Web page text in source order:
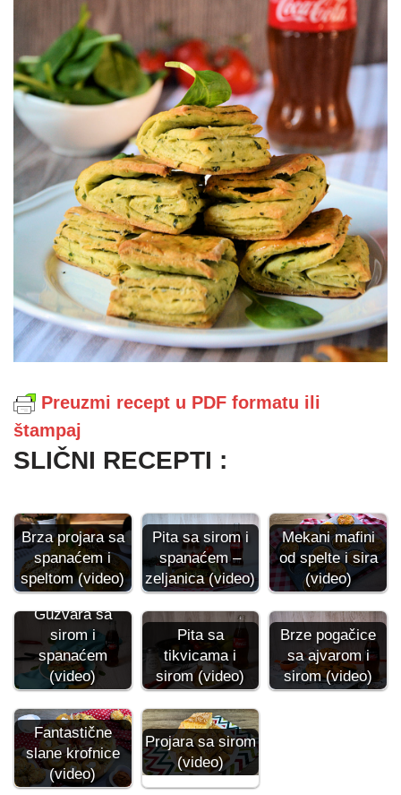
Preuzmi recept u PDF formatu ili
štampaj
SLIČNI RECEPTI :
Brza projara sa
spanaćem i
speltom (video)
Pita sa sirom i
spanaćem –
zeljanica (video)
Mekani mafini
od spelte i sira
(video)
Gužvara sa
sirom i
spanaćem
(video)
Pita sa
tikvicama i
sirom (video)
Brze pogačice
sa ajvarom i
sirom (video)
Fantastične
slane krofnice
(video)
Projara sa sirom
(video)